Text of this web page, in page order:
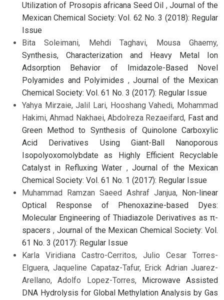
Utilization of Prosopis africana Seed Oil ,Journal of the
Mexican Chemical Society: Vol. 62 No. 3 (2018): Regular
Issue
Bita Soleimani, Mehdi Taghavi, Mousa Ghaemy,
Synthesis, Characterization and Heavy Metal Ion
Adsorption Behavior of Imidazole-Based Novel
Polyamides and Polyimides ,Journal of the Mexican
Chemical Society: Vol. 61 No. 3 (2017): Regular Issue
Yahya Mirzaie, Jalil Lari, Hooshang Vahedi, Mohammad
Hakimi, Ahmad Nakhaei, Abdolreza Rezaeifard, Fast and
Green Method to Synthesis of Quinolone Carboxylic
Acid Derivatives Using Giant-Ball Nanoporous
Isopolyoxomolybdate as Highly Efficient Recyclable
Catalyst in Refluxing Water , Journal of the Mexican
Chemical Society: Vol. 61 No. 1 (2017): Regular Issue
Muhammad Ramzan Saeed Ashraf Janjua,
Non-linear
Optical Response of Phenoxazine-based Dyes:
Molecular Engineering of Thiadiazole Derivatives as π-
spacers , Journal of the Mexican Chemical Society: Vol.
61 No. 3 (2017): Regular Issue
Karla Viridiana Castro-Cerritos, Julio Cesar Torres-
Elguera, Jaqueline Capataz-Tafur, Erick Adrian Juarez-
Arellano, Adolfo Lopez-Torres,
Microwave Assisted
DNA Hydrolysis for Global Methylation Analysis by Gas